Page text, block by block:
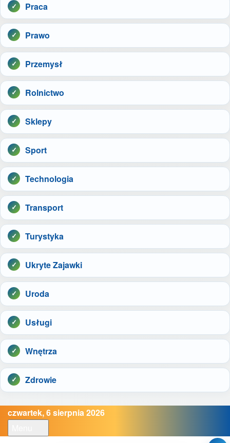
Praca
Prawo
Przemysł
Rolnictwo
Sklepy
Sport
Technologia
Transport
Turystyka
Ukryte Zajawki
Uroda
Usługi
Wnętrza
Zdrowie
czwartek, 6 sierpnia 2026